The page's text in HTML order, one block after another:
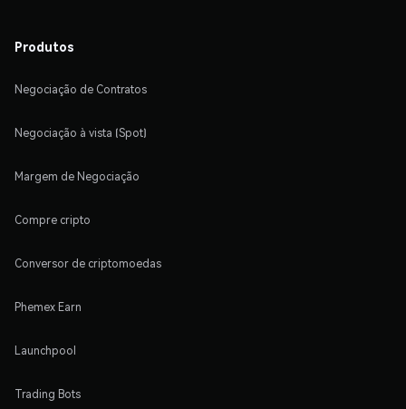
Produtos
Negociação de Contratos
Negociação à vista (Spot)
Margem de Negociação
Compre cripto
Conversor de criptomoedas
Phemex Earn
Launchpool
Trading Bots